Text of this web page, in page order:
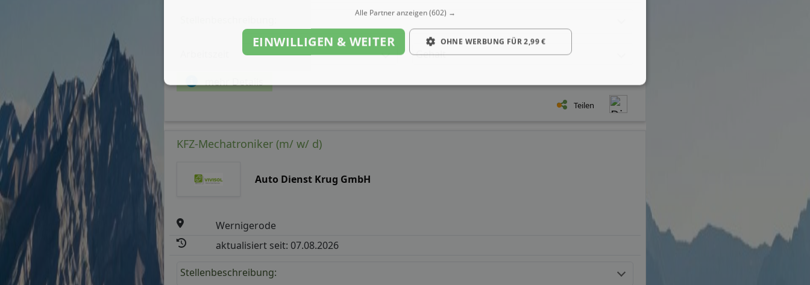
Gehalt
mehr Details
Teilen
KFZ-Mechatroniker (m/ w/ d)
Auto Dienst Krug GmbH
Wernigerode
aktualisiert seit: 07.08.2026
Stellenbeschreibung:
Alle Partner anzeigen(602) →
EINWILLIGEN & WEITER OHNE WERBUNG FÜR 2,99 €